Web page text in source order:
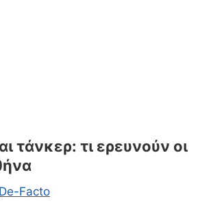
τάνκερ: τι ερευνούν οι
De-Facto